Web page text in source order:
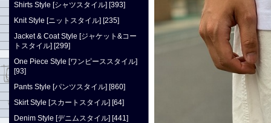
Shirts Style [シャツスタイル] [393]
Knit Style [ニットスタイル] [235]
Jacket & Coat Style [ジャケット&コー
トスタイル] [299]
One Piece Style [ワンピーススタイル]
[93]
Pants Style [パンツスタイル] [860]
Skirt Style [スカートスタイル] [64]
Denim Style [デニムスタイル] [441]